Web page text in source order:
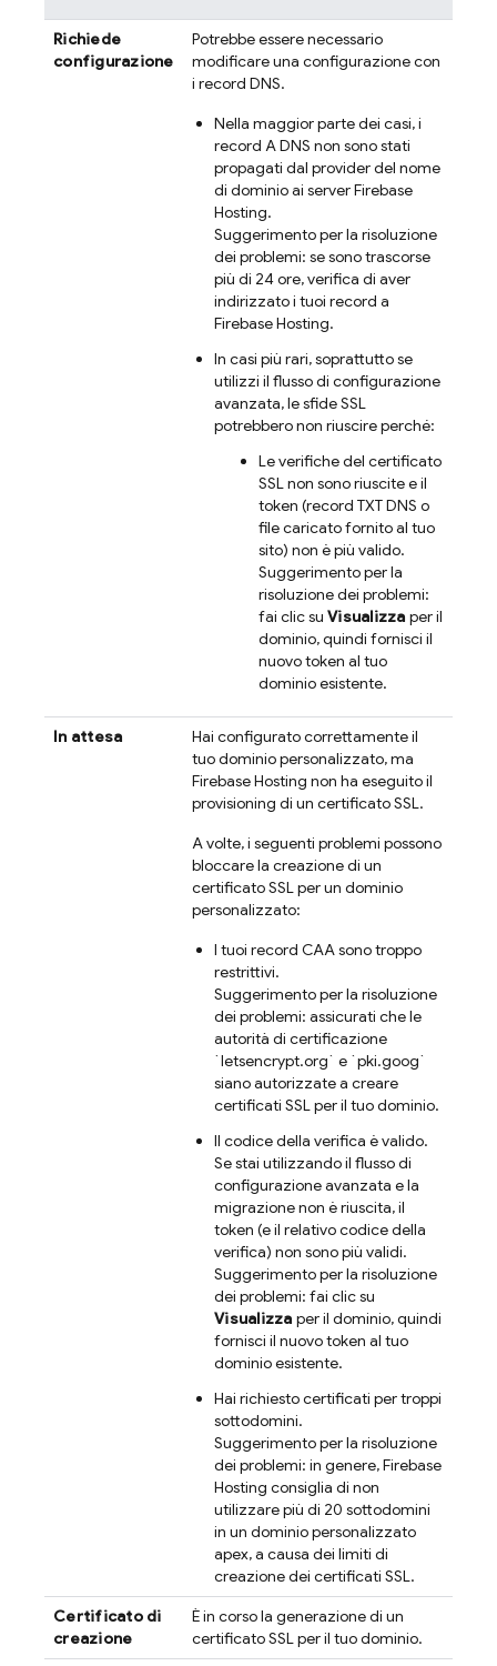
Richiede
configurazione
Potrebbe essere necessario
modificare una configurazione con
i record DNS.
Nella maggior parte dei casi, i
record A DNS non sono stati
propagati dal provider del nome
di dominio ai serverFirebase
Hosting.
Suggerimento per la risoluzione
dei problemi: se sono trascorse
più di 24 ore, verifica di aver
indirizzato i tuoi record a
Firebase Hosting.
In casi più rari, soprattutto se
utilizzi il flusso di configurazione
avanzata, le sfide SSL
potrebbero non riuscire perché:
Le verifiche del certificato
SSL non sono riuscite e il
token (record TXT DNS o
file caricato fornito al tuo
sito) non è più valido.
Suggerimento per la
risoluzione dei problemi:
fai clic su Visualizza per il
dominio, quindi fornisci il
nuovo token al tuo
dominio esistente.
In attesa
Hai configurato correttamente il
tuo dominio personalizzato, ma
Firebase Hosting non ha eseguito il
provisioning di un certificato SSL.
A volte, i seguenti problemi possono
bloccare la creazione di un
certificato SSL per un dominio
personalizzato:
I tuoi record CAA sono troppo
restrittivi.
Suggerimento per la risoluzione
dei problemi: assicurati che le
autorità di certificazione
`letsencrypt.org` e `pki.goog`
siano autorizzate a creare
certificati SSL per il tuo dominio.
Il codice della verifica è valido.
Se stai utilizzando il flusso di
configurazione avanzata e la
migrazione non è riuscita, il
token (e il relativo codice della
verifica) non sono più validi.
Suggerimento per la risoluzione
dei problemi: fai clic su
Visualizza per il dominio, quindi
fornisci il nuovo token al tuo
dominio esistente.
Hai richiesto certificati per troppi
sottodomini.
Suggerimento per la risoluzione
dei problemi: in genere,Firebase
Hosting consiglia di non
utilizzare più di 20 sottodomini
in un dominio personalizzato
apex, a causa dei limiti di
creazione dei certificati SSL.
Certificato di
creazione
È in corso la generazione di un
certificato SSL per il tuo dominio.